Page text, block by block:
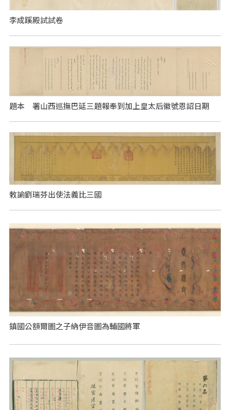
李成蹊殿試試卷
題本 署山西巡撫巴延三題報奉到加上皇太后徽號恩詔日期
敕諭劉瑞芬出使法義比三國
鎮國公額爾圖之子納伊音圖為輔國將軍